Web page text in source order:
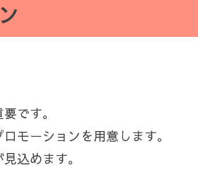
です。
モーションを用意します。
込めます。